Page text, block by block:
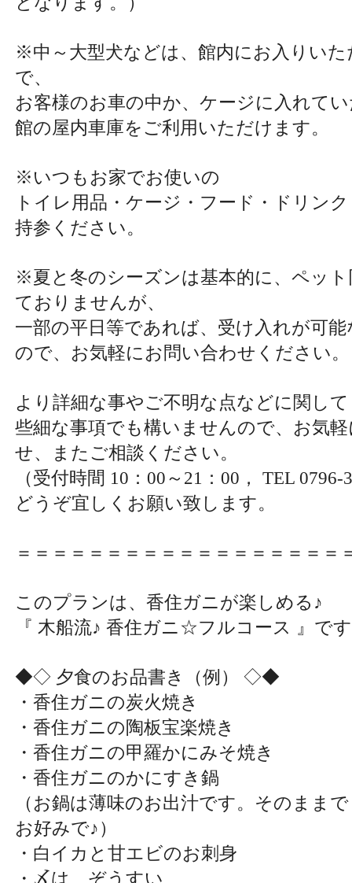
※中～大型犬などは、館内にお入りい
で、
お客様のお車の中か、ケージに入れて
館の屋内車庫をご利用いただけます。
※いつもお家でお使いの
トイレ用品・ケージ・フード・ドリン
持参ください。
※夏と冬のシーズンは基本的に、ペッ
ておりませんが、
一部の平日等であれば、受け入れが可
ので、お気軽にお問い合わせください。
より詳細な事やご不明な点などに関し
些細な事項でも構いませんので、お気
せ、またご相談ください。
（受付時間 10：00～21：00， TEL 0796-
どうぞ宜しくお願い致します。
＝＝＝＝＝＝＝＝＝＝＝＝＝＝＝＝＝＝
このプランは、香住ガニが楽しめる♪
『 木船流♪ 香住ガニ☆フルコース 』で
◆◇ 夕食のお品書き（例） ◇◆
・香住ガニの炭火焼き
・香住ガニの陶板宝楽焼き
・香住ガニの甲羅かにみそ焼き
・香住ガニのかにすき鍋
（お鍋は薄味のお出汁です。そのまま
お好みで♪）
・白イカと甘エビのお刺身
・〆は、ぞうすい